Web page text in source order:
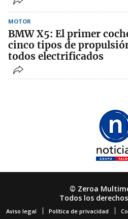
MOTOR
BMW X5: El primer
cinco tipos de
todos electrificados
© Zeroa
Todos los
Aviso legal Política de privacidad